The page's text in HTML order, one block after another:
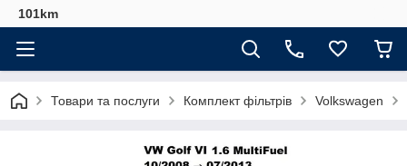
101km
Товари та послуги Комплект фільтрів Volkswagen